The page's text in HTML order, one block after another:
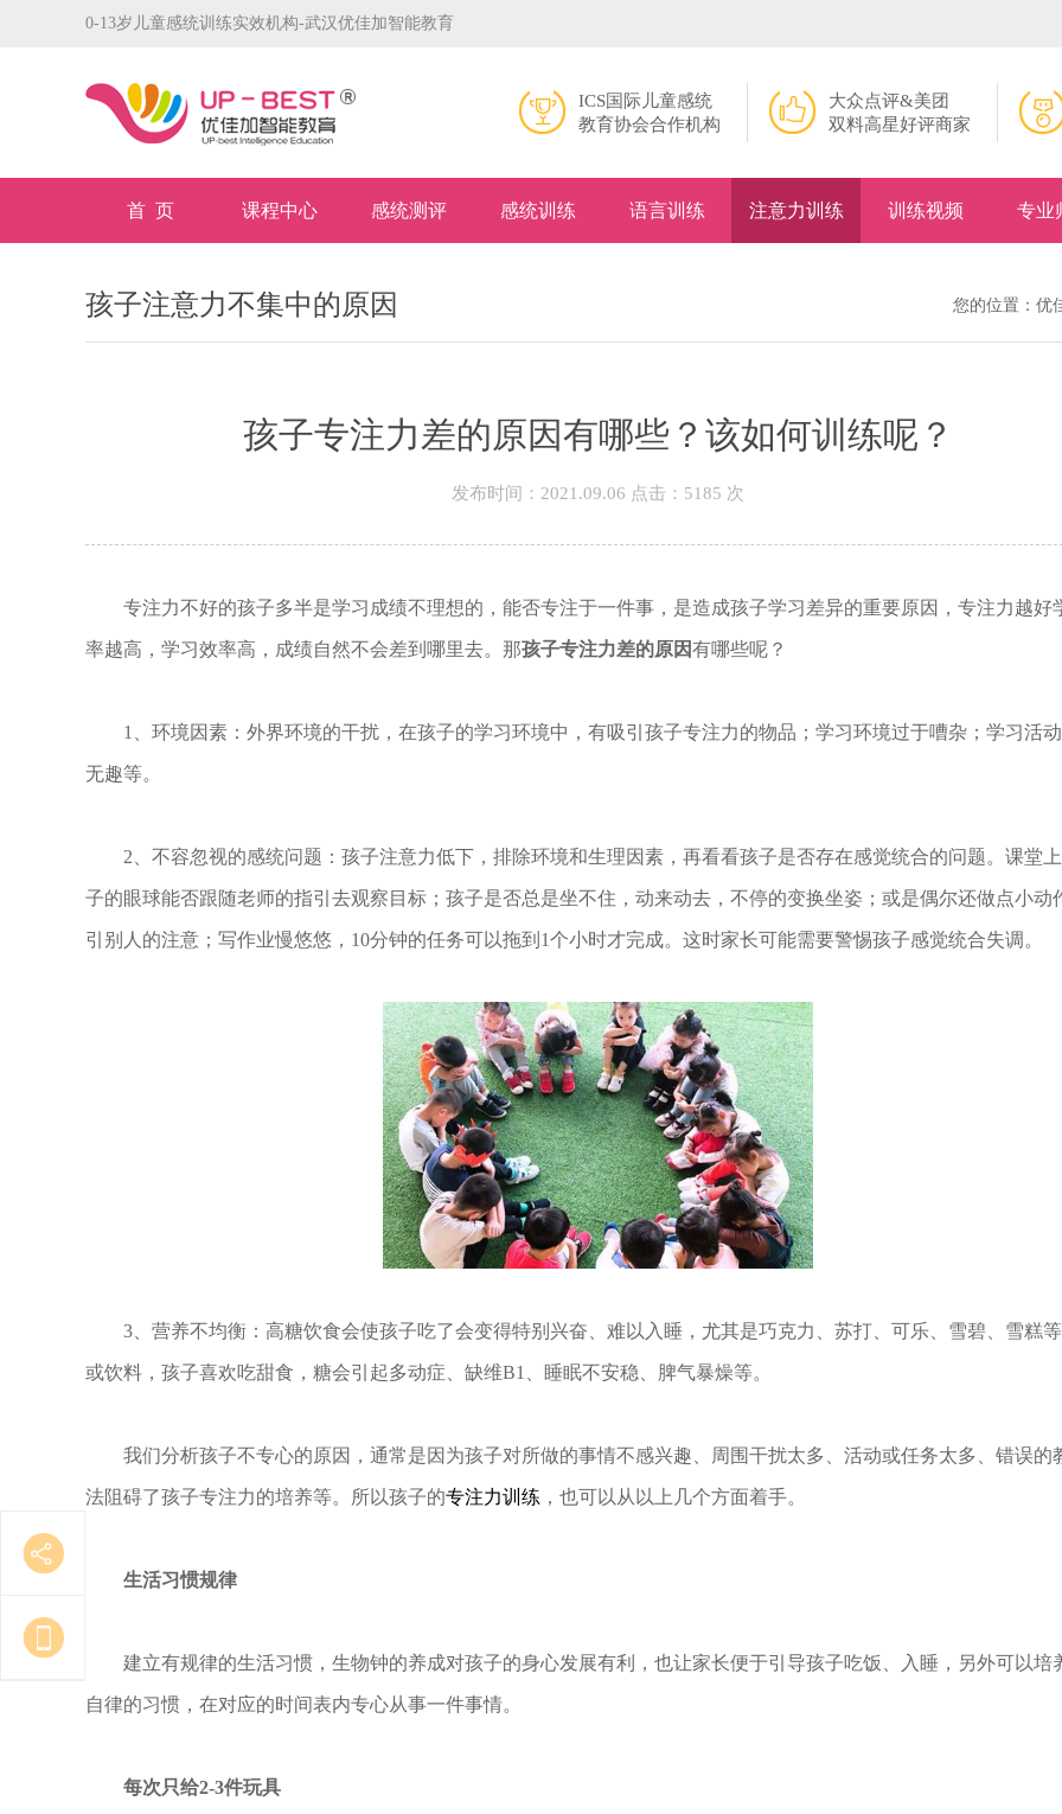
0-13岁儿童感统训练实效机构-武汉优佳加智能教育
大众点评&美团
双料高星好评商家
ICS国际儿童感统
教育协会合作机构
首 页 课程中心 感统测评 感统训练 语言训练 注意力训练 训练视频 专业
孩子注意力不集中的原因 您的位置： 优
孩子专注力差的原因有哪些？该如何训练呢？
发布时间：2021.09.06 点击：5185 次
专注力不好的孩子多半是学习成绩不理想的，能否专注于一件事，是造成孩子学习差异的重要原因，专注力越好
率越高，学习效率高，成绩自然不会差到哪里去。那孩子专注力差的原因有哪些呢？
1、环境因素：外界环境的干扰，在孩子的学习环境中，有吸引孩子专注力的物品；学习环境过于嘈杂；学习活
无趣等。
2、不容忽视的感统问题：孩子注意力低下，排除环境和生理因素，再看看孩子是否存在感觉统合的问题。课堂
子的眼球能否跟随老师的指引去观察目标；孩子是否总是坐不住，动来动去，不停的变换坐姿；或是偶尔还做点小动
引别人的注意；写作业慢悠悠，10分钟的任务可以拖到1个小时才完成。这时家长可能需要警惕孩子感觉统合失调。
3、营养不均衡：高糖饮食会使孩子吃了会变得特别兴奋、难以入睡，尤其是巧克力、苏打、可乐、雪碧、雪糕
或饮料，孩子喜欢吃甜食，糖会引起多动症、缺维B1、睡眠不安稳、脾气暴燥等。
我们分析孩子不专心的原因，通常是因为孩子对所做的事情不感兴趣、周围干扰太多、活动或任务太多、错误的
法阻碍了孩子专注力的培养等。所以孩子的专注力训练 ，也可以从以上几个方面着手。
生活习惯规律
建立有规律的生活习惯，生物钟的养成对孩子的身心发展有利，也让家长便于引导孩子吃饭、入睡，另外可以培
自律的习惯，在对应的时间表内专心从事一件事情。
每次只给2-3件玩具